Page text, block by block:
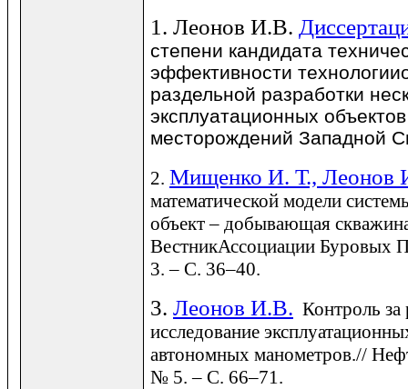
1. Леонов И.В.
степени кандидата
эффективности
раздельной разработки
эксплуатационных
месторождений Западной
2. Мищенко И. Т., Леонов
математической модели
объект ‒ добывающая
ВестникАссоциации Буровых
3. ‒ С. 36‒40.
3. Леонов И.В. Контроль за
исследование
автономных манометров.//
№ 5. ‒ С. 66‒71.